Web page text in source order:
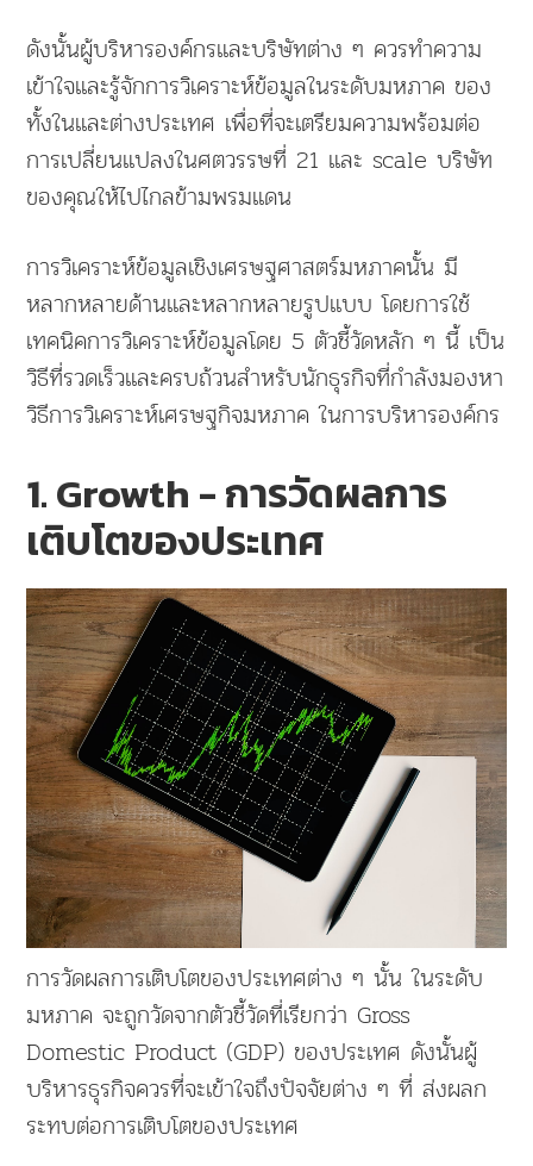
ดังนั้นผู้บริหารองค์กรและบริษัทต่าง ๆ ควรทำความ
เข้าใจและรู้จักการวิเคราะห์ข้อมูลในระดับมหภาค ของ
ทั้งในและต่างประเทศ เพื่อที่จะเตรียมความพร้อมต่อ
การเปลี่ยนแปลงในศตวรรษที่ 21 และ scale บริษัท
ของคุณให้ไปไกลข้ามพรมแดน
การวิเคราะห์ข้อมูลเชิงเศรษฐศาสตร์มหภาคนั้น มี
หลากหลายด้านและหลากหลายรูปแบบ โดยการใช้
เทคนิคการวิเคราะห์ข้อมูลโดย 5 ตัวชี้วัดหลัก ๆ นี้ เป็น
วิธีที่รวดเร็วและครบถ้วนสำหรับนักธุรกิจที่กำลังมองหา
วิธีการวิเคราะห์เศรษฐกิจมหภาค ในการบริหารองค์กร
1. Growth - การวัดผลการ
เติบโตของประเทศ
การวัดผลการเติบโตของประเทศต่าง ๆ นั้น ในระดับ
มหภาค จะถูกวัดจากตัวชี้วัดที่เรียกว่า Gross
Domestic Product (GDP) ของประเทศ ดังนั้นผู้
บริหารธุรกิจควรที่จะเข้าใจถึงปัจจัยต่าง ๆ ที่ ส่งผลก
ระทบต่อการเติบโตของประเทศ